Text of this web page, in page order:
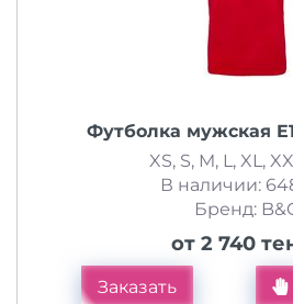
Футболка мужская
XS, S, M, L, XL,
В наличии:
Бренд:
от 2 740
Заказать